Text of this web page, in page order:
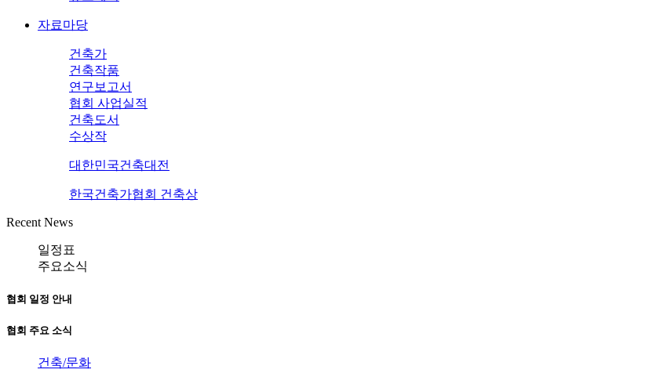
자료마당
건축가
건축작품
연구보고서
협회 사업실적
건축도서
수상작
대한민국건축대전
한국건축가협회 건축상
Recent News
일정표
주요소식
협회 일정 안내
협회 주요 소식
건축/문화